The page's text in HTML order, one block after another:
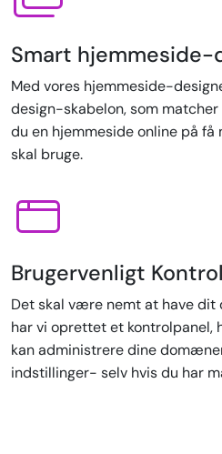
Smart hjemmeside-
Med vores hjemmeside-
design-skabelon, som
du en hjemmeside online på
skal bruge.
Brugervenligt
Det skal være nemt at have dit
har vi oprettet et kontrolpanel,
kan administrere dine
indstillinger- selv hvis du har